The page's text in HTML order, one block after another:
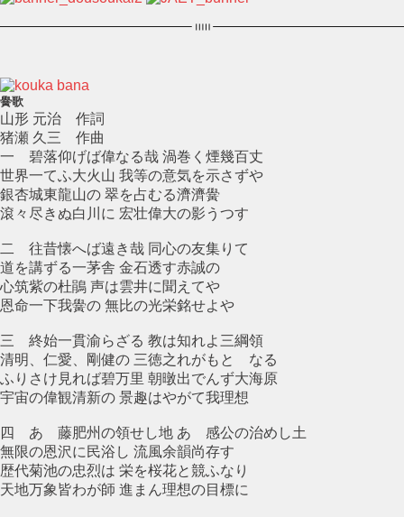
黌歌
山形 元治 作詞
猪瀬 久三 作曲
一 碧落仰げば偉なる哉 渦巻く煙幾百丈
世界一てふ大火山 我等の意気を示さずや
銀杏城東龍山の 翠を占むる濟濟黌
滾々尽きぬ白川に 宏壮偉大の影うつす
二 往昔懐へば遠き哉 同心の友集りて
道を講ずる一茅舎 金石透す赤誠の
心筑紫の杜鵑 声は雲井に聞えてや
恩命一下我黌の 無比の光栄銘せよや
三 終始一貫渝らざる 教は知れよ三綱領
清明、仁愛、剛健の 三徳之れがもとゝなる
ふりさけ見れば碧万里 朝暾出でんず大海原
宇宙の偉観清新の 景趣はやがて我理想
四 あゝ藤肥州の領せし地 あゝ感公の治めし土
無限の恩沢に民浴し 流風余韻尚存す
歴代菊池の忠烈は 栄を桜花と競ふなり
天地万象皆わが師 進まん理想の目標に